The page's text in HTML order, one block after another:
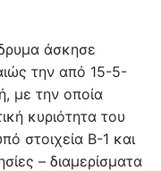
άσκησε
την από 15-5-
με την οποία
κυριότητα του
στοιχεία Β-1 και
– διαμερίσματα